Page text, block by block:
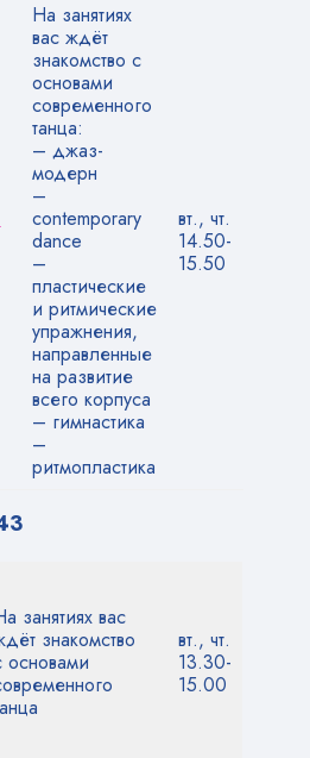
На занятиях
вас ждёт
знакомство с
основами
современного
танца:
– джаз-
модерн
–
contemporary
dance
–
пластические
и ритмические
упражнения,
направленные
на развитие
всего корпуса
– гимнастика
–
ритмопластика
вт., чт.
14.50-
15.50
занятиях вас
знакомство
основами
вт., чт.
13.30-
15.00